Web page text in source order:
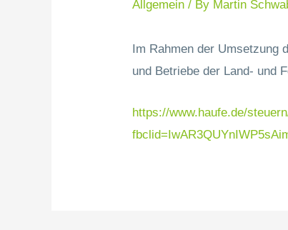
Allgemein / By Martin
Im Rahmen der Umsetzung
und Betriebe der Land- und
https://www.haufe.de/